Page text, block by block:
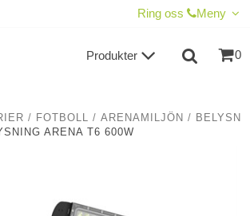
Ring oss Meny
0
Produkter
/ FOTBOLL / ARENAMILJÖN / BELYSN
ARENA T6 600W
TILL KASSAN